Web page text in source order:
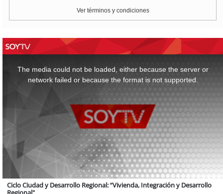
Ver términos y condiciones
The media could not be loaded, either because the server or
network failed or because the format is not supported.
Ciclo Ciudad y Desarrollo Regional: “Vivienda, Integración y Desarrollo